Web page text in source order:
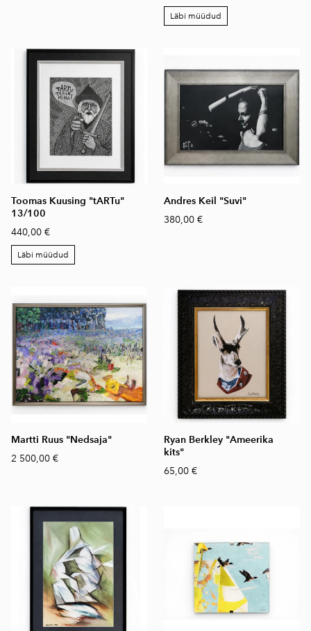
Läbi müüdud
Toomas Kuusing "tARTu"
13/100
440,00 €
Läbi müüdud
Andres Keil "Suvi"
380,00 €
Martti Ruus "Nedsaja"
2 500,00 €
Ryan Berkley "Ameerika
kits"
65,00 €